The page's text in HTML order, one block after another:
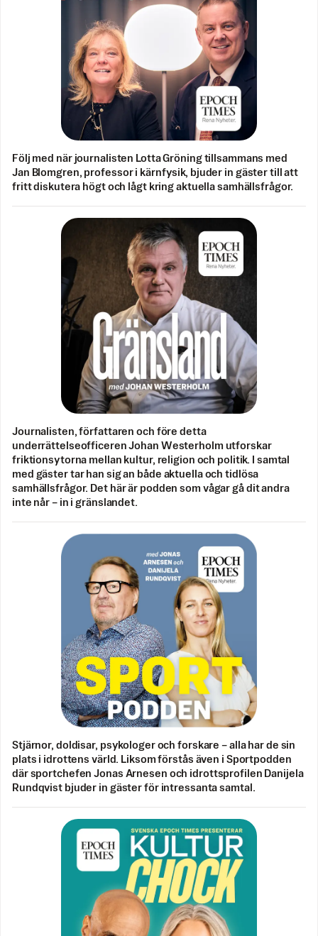
Följ med när journalisten Lotta Gröning tillsammans med
Jan Blomgren, professor i kärnfysik, bjuder in gäster till att
fritt diskutera högt och lågt kring aktuella samhällsfrågor.
Journalisten, författaren och före detta
underrättelseofficeren Johan Westerholm utforskar
friktionsytorna mellan kultur, religion och politik. I samtal
med gäster tar han sig an både aktuella och tidlösa
samhällsfrågor. Det här är podden som vågar gå dit andra
inte når – in i gränslandet.
Stjärnor, doldisar, psykologer och forskare – alla har de sin
plats i idrottens värld. Liksom förstås även i Sportpodden
där sportchefen Jonas Arnesen och idrottsprofilen Danijela
Rundqvist bjuder in gäster för intressanta samtal.